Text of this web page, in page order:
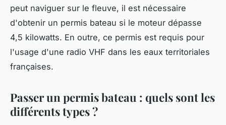
peut naviguer sur le fleuve, il est nécessaire
d'obtenir un permis bateau si le moteur dépasse
4,5 kilowatts. En outre, ce permis est requis pour
l'usage d'une radio VHF dans les eaux territoriales
françaises.
Passer un permis bateau : quels sont les
différents types ?